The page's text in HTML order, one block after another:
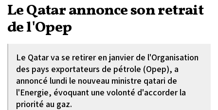
Le Qatar annonce son retrait
de l'Opep
Le Qatar va se retirer en janvier de l'Organisation
des pays exportateurs de pétrole (Opep), a
annoncé lundi le nouveau ministre qatari de
l'Energie, évoquant une volonté d'accorder la
priorité au gaz.